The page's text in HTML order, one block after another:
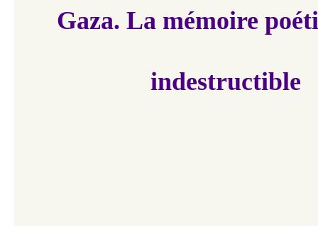
Gaza. La mémoire
indestructible